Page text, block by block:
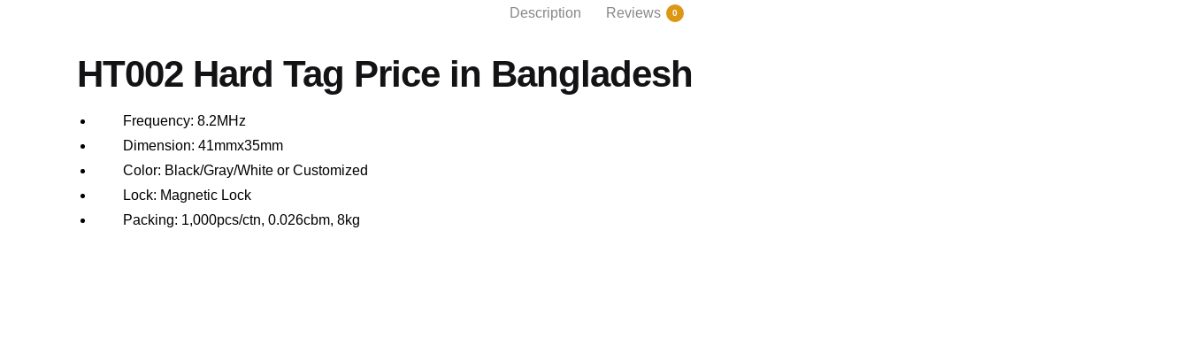
Description Reviews 0
HT002 Hard Tag Price in Bangladesh
Frequency: 8.2MHz
Dimension: 41mmx35mm
Color: Black/Gray/White or Customized
Lock: Magnetic Lock
Packing: 1,000pcs/ctn, 0.026cbm, 8kg